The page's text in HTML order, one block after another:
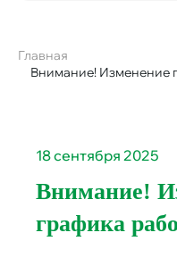
Строка
Главная
Внимание! Изменение
18 сентября 2025
Внимание!
графика